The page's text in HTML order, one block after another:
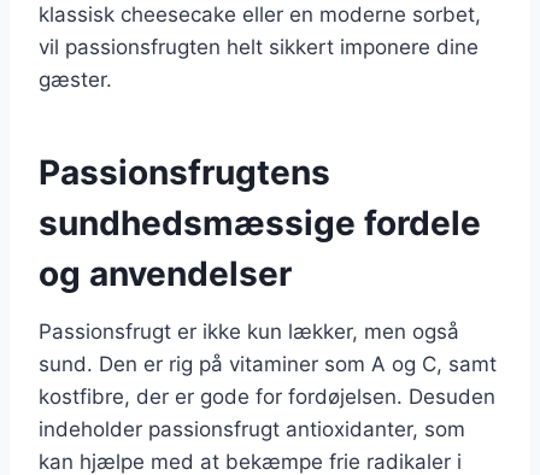
klassisk cheesecake eller en moderne sorbet,
vil passionsfrugten helt sikkert imponere dine
gæster.
Passionsfrugtens
sundhedsmæssige fordele
og anvendelser
Passionsfrugt er ikke kun lækker, men også
sund. Den er rig på vitaminer som A og C, samt
kostfibre, der er gode for fordøjelsen. Desuden
indeholder passionsfrugt antioxidanter, som
kan hjælpe med at bekæmpe frie radikaler i